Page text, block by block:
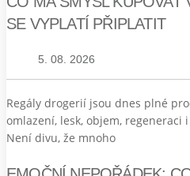
SE VYPLATÍ PŘIPLATIT
5. 08. 2026
Regály drogerií jsou dnes plné
omlazení, lesk, objem, regeneraci
Není divu, že mnoho